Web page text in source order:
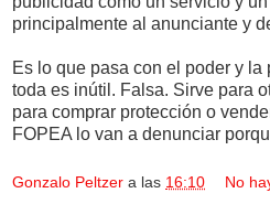
principalmente al anunciante y
Es lo que pasa con el poder y
toda es inútil. Falsa. Sirve para
para comprar protección o
FOPEA lo van a denunciar
Gonzalo Peltzer a las 16:10 No